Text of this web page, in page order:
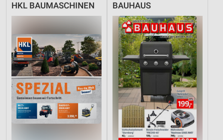
HKL BAUMASCHINEN BAUHAUS